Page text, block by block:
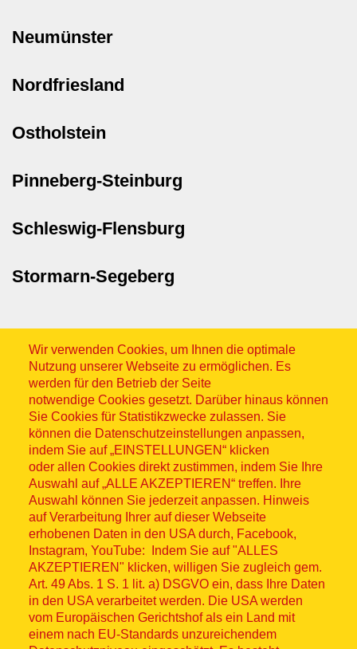
Neumünster
Nordfriesland
Ostholstein
Pinneberg-Steinburg
Schleswig-Flensburg
Stormarn-Segeberg
Wir verwenden Cookies, um Ihnen die optimale
Nutzung unserer Webseite zu ermöglichen. Es
werden für den Betrieb der Seite
notwendige Cookies gesetzt. Darüber hinaus können
Sie Cookies für Statistikzwecke zulassen. Sie
können die Datenschutzeinstellungen anpassen,
indem Sie auf „EINSTELLUNGEN“ klicken
oder allen Cookies direkt zustimmen, indem Sie Ihre
Auswahl auf „ALLE AKZEPTIEREN“ treffen. Ihre
Auswahl können Sie jederzeit anpassen. Hinweis
auf Verarbeitung Ihrer auf dieser Webseite
erhobenen Daten in den USA durch, Facebook,
Instagram, YouTube: Indem Sie auf "ALLES
AKZEPTIEREN" klicken, willigen Sie zugleich gem.
Art. 49 Abs. 1 S. 1 lit. a) DSGVO ein, dass Ihre Daten
in den USA verarbeitet werden. Die USA werden
vom Europäischen Gerichtshof als ein Land mit
einem nach EU-Standards unzureichendem
Sitemap
© ASB 2026
Fußzeilenmenü
Impressum
Datenschutz
Kontakt